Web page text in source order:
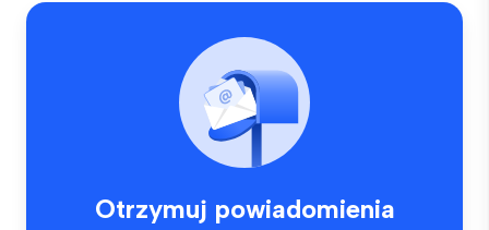
Otrzymuj powiadomienia